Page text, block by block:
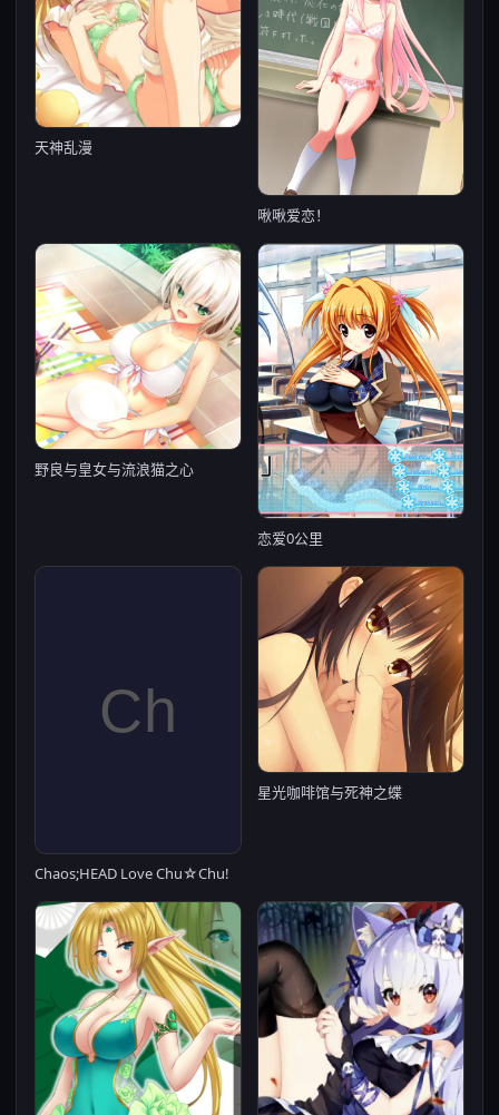
天神乱漫
啾啾爱恋！
野良与皇女与流浪猫之心
恋爱0公里
Chaos;HEAD Love Chu☆Chu!
星光咖啡馆与死神之蝶